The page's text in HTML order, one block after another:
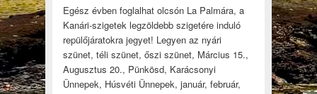
Egész évben foglalhat olcsón La Palmára, a
Kanári-szigetek legzöldebb szigetére induló
repülőjáratokra jegyet! Legyen az nyári
szünet, téli szünet, őszi szünet, Március 15.,
Augusztus 20., Pünkösd, Karácsonyi
Ünnepek, Húsvéti Ünnepek, január, február,